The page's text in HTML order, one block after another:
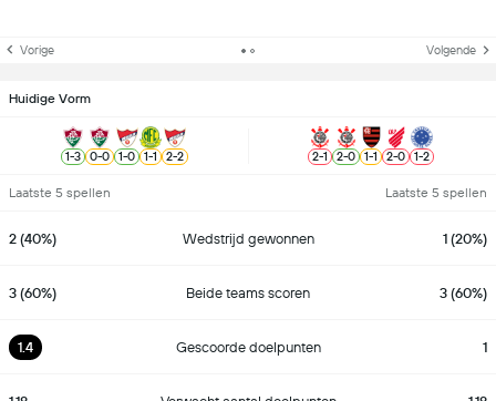
Vorige Volgende
Huidige Vorm
1-3 0-0 1-0 1-1 2-2 2-1 2-0 1-1 2-0 1-2
Laatste 5 spellen Laatste 5 spellen
2 (40%) Wedstrijd gewonnen 1 (20%)
3 (60%) Beide teams scoren 3 (60%)
1.4 Gescoorde doelpunten 1